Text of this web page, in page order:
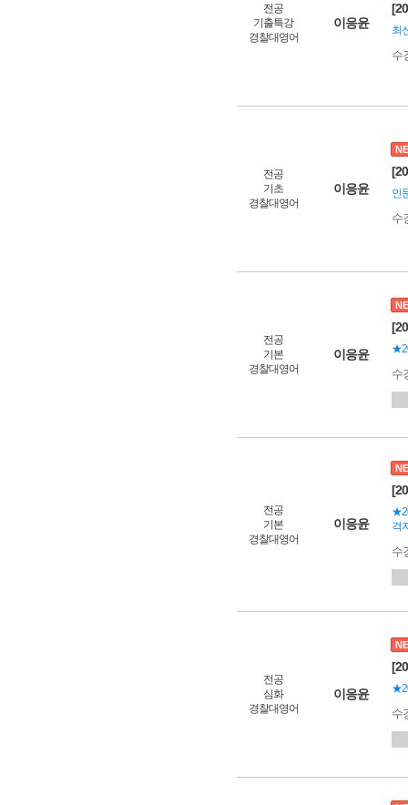
전공
기출특강
경찰대영어
이응윤 최
수
전공
기초
경찰대영어
이응윤 인
수
전공
기본
경찰대영어
이응윤
수
전공
기본
경찰대영어
이응윤
격
수
전공
심화
경찰대영어
이응윤
수